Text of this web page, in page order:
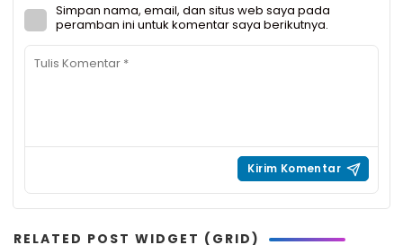
Simpan nama, email, dan situs web saya pada
peramban ini untuk komentar saya berikutnya.
RELATED POST WIDGET (GRID)